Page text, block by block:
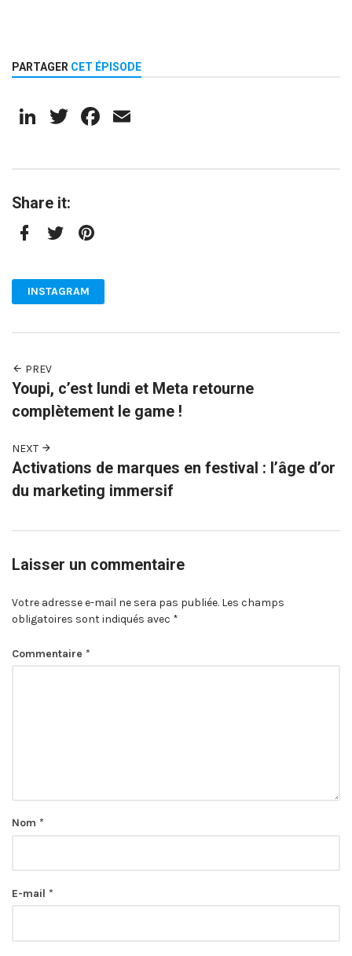
PARTAGER CET ÉPISODE
LinkedIn
TwitterFacebook
Share it:
INSTAGRAM
PREV
Youpi, c’est lundi et Meta retourne
complètement le game !
NEXT
Activations de marques en festival : l’âge d’or
du marketing immersif
Laisser un commentaire
Votre adresse e-mail ne sera pas publiée. Les champs
obligatoires sont indiqués avec *
Commentaire *
Nom *
E-mail *